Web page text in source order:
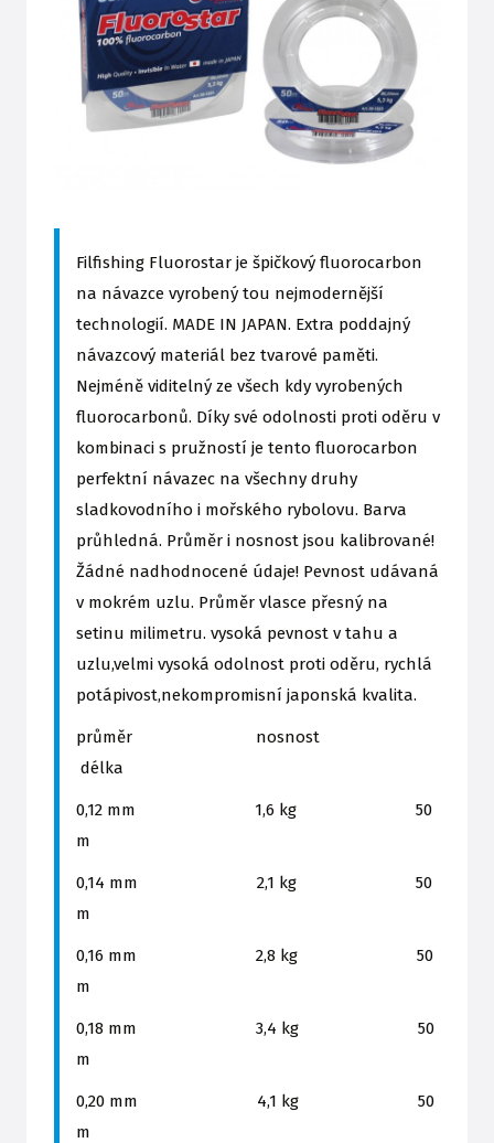
Filfishing Fluorostar je špičkový fluorocarbon
na návazce vyrobený tou nejmodernější
technologií. MADE IN JAPAN. Extra poddajný
návazcový materiál bez tvarové paměti.
Nejméně viditelný ze všech kdy vyrobených
fluorocarbonů. Díky své odolnosti proti oděru v
kombinaci s pružností je tento fluorocarbon
perfektní návazec na všechny druhy
sladkovodního i mořského rybolovu. Barva
průhledná. Průměr i nosnost jsou kalibrované!
Žádné nadhodnocené údaje! Pevnost udávaná
v mokrém uzlu. Průměr vlasce přesný na
setinu milimetru. vysoká pevnost v tahu a
uzlu,velmi vysoká odolnost proti oděru, rychlá
potápivost,nekompromisní japonská kvalita.
průměr nosnost
délka
0,12 mm 1,6 kg 50
m
0,14 mm 2,1 kg 50
m
0,16 mm 2,8 kg 50
m
0,18 mm 3,4 kg 50
m
0,20 mm 4,1 kg 50
m